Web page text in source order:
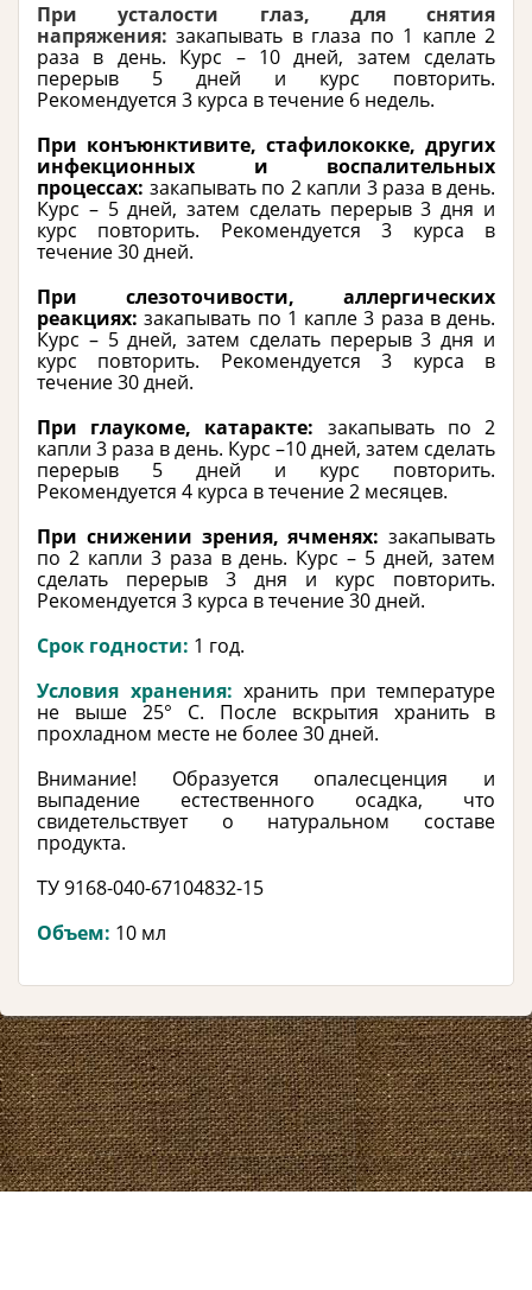
При усталости глаз, для снятия
напряжения: закапывать в глаза по 1 капле 2
раза в день. Курс – 10 дней, затем сделать
перерыв 5 дней и курс повторить.
Рекомендуется 3 курса в течение 6 недель.
При конъюнктивите, стафилококке, других
инфекционных и воспалительных
процессах: закапывать по 2 капли 3 раза в день.
Курс – 5 дней, затем сделать перерыв 3 дня и
курс повторить. Рекомендуется 3 курса в
течение 30 дней.
При слезоточивости, аллергических
реакциях: закапывать по 1 капле 3 раза в день.
Курс – 5 дней, затем сделать перерыв 3 дня и
курс повторить. Рекомендуется 3 курса в
течение 30 дней.
При глаукоме, катаракте: закапывать по 2
капли 3 раза в день. Курс –10 дней, затем сделать
перерыв 5 дней и курс повторить.
Рекомендуется 4 курса в течение 2 месяцев.
При снижении зрения, ячменях: закапывать
по 2 капли 3 раза в день. Курс – 5 дней, затем
сделать перерыв 3 дня и курс повторить.
Рекомендуется 3 курса в течение 30 дней.
Срок годности: 1 год.
Условия хранения: хранить при температуре
не выше 25° С. После вскрытия хранить в
прохладном месте не более 30 дней.
Внимание! Образуется опалесценция и
выпадение естественного осадка, что
свидетельствует о натуральном составе
продукта.
ТУ 9168-040-67104832-15
Объем: 10 мл